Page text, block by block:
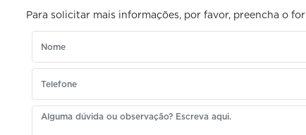
Para solicitar mais informações, por favor, preencha o